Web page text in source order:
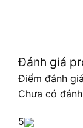
Đánh giá
Điểm đánh
Chưa có
5